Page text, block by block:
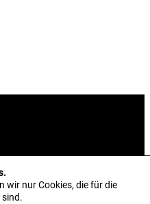
wir nur Cookies, die für die
sind.